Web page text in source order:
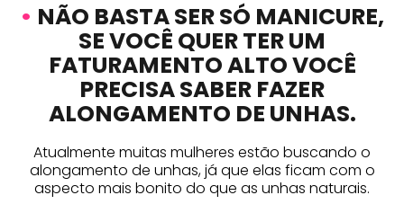
• NÃO BASTA SER SÓ MANICURE,
SE VOCÊ QUER TER UM
FATURAMENTO ALTO VOCÊ
PRECISA SABER FAZER
ALONGAMENTO DE UNHAS.
Atualmente muitas mulheres estão buscando o
alongamento de unhas, já que elas ficam com o
aspecto mais bonito do que as unhas naturais.